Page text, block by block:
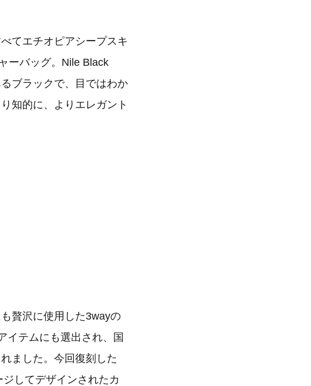
てエチオピアシープスキ
ーバッグ。Nile Black
ブラックで、目ではわか
知的に、よりエレガント
贅沢に使用した3wayの
イテムにも選出され、国
ました。今回復刻した
してデザインされたカ